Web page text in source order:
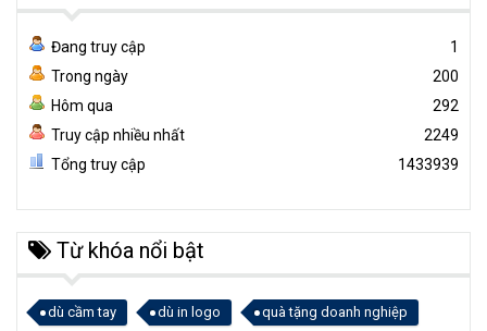
Đang truy cập
1
Trong ngày
200
Hôm qua
292
Truy cập nhiều nhất
2249
Tổng truy cập
1433939
Từ khóa nổi bật
dù cầm tay dù in logo quà tặng doanh nghiệp